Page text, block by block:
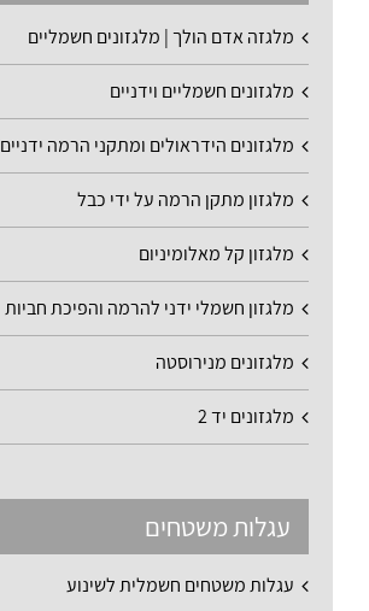
מלגזה אדם הולך | מלגזונים חשמליים
מלגזונים חשמליים וידניים
מלגזונים הידראולים ומתקני הרמה ידניים
מלגזון מתקן הרמה על ידי כבל
מלגזון קל מאלומיניום
מלגזון חשמלי ידני להרמה והפיכת חביות
מלגזונים מנירוסטה
מלגזונים יד 2
עגלות משטחים
עגלות משטחים חשמלית לשינוע